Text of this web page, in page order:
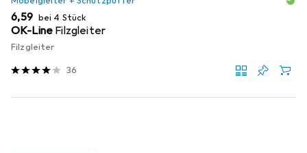
EUR
6,59 bei 4 Stück
OK-Line Filzgleiter
Filzgleiter
36